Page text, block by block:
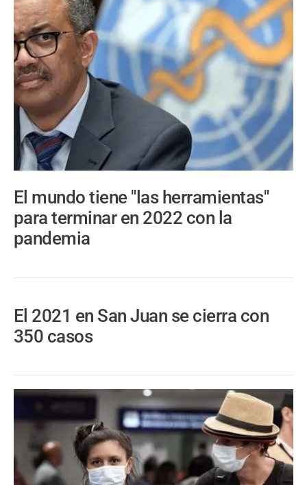
El mundo tiene "las herramientas"
para terminar en 2022 con la
pandemia
El 2021 en San Juan se cierra con
350 casos